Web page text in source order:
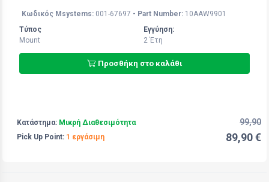
Κωδικός Msystems: 001-67697 - Part Number: 10AAW9901
Τύπος
Mount
Εγγύηση:
2 Έτη
Προσθήκη στο καλάθι
Κατάστημα: Μικρή Διαθεσιμότητα
Pick Up Point: 1 εργάσιμη
99,90
89,90 €